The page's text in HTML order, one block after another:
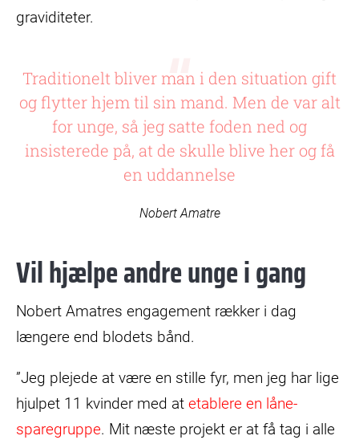
graviditeter.
Traditionelt bliver man i den situation gift
og flytter hjem til sin mand. Men de var alt
for unge, så jeg satte foden ned og
insisterede på, at de skulle blive her og få
en uddannelse
Nobert Amatre
Vil hjælpe andre unge i gang
Nobert Amatres engagement rækker i dag
længere end blodets bånd.
”Jeg plejede at være en stille fyr, men jeg har lige
hjulpet 11 kvinder med at etablere en låne-
sparegruppe. Mit næste projekt er at få tag i alle